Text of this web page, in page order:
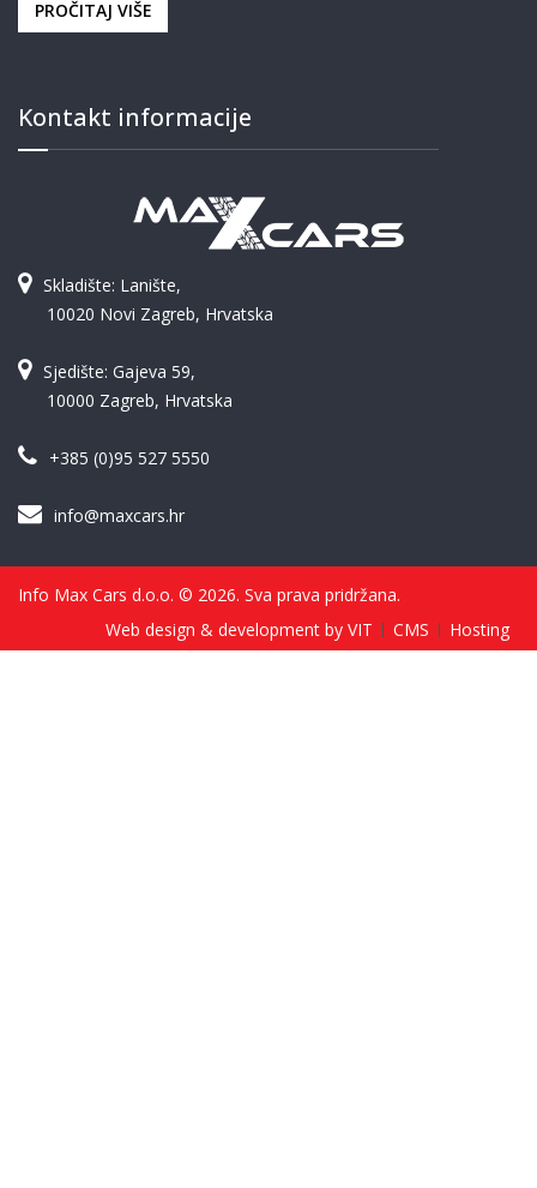
PROČITAJ VIŠE
Kontakt informacije
Skladište: Lanište,
10020 Novi Zagreb, Hrvatska
Sjedište: Gajeva 59,
10000 Zagreb, Hrvatska
+385 (0)95 527 5550
info@maxcars.hr
Info Max Cars d.o.o. © 2026. Sva prava pridržana.
Web design & development by VIT
CMS Hosting